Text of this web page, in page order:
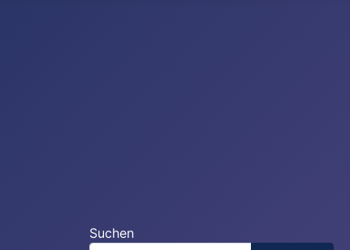
Suchen